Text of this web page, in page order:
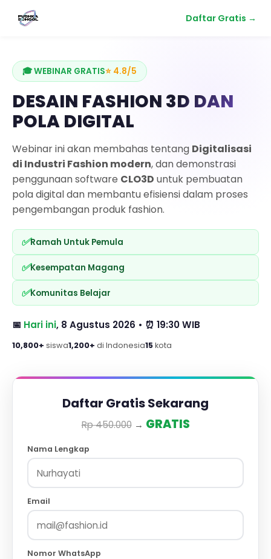
Daftar Gratis →
🎓 WEBINAR GRATIS⭐ 4.8/5
DESAIN FASHION 3D DAN
POLA DIGITAL
Webinar ini akan membahas tentang Digitalisasi
di Industri Fashion modern, dan demonstrasi
penggunaan software CLO3D untuk pembuatan
pola digital dan membantu efisiensi dalam proses
pengembangan produk fashion.
✅Ramah Untuk Pemula
✅Kesempatan Magang
✅Komunitas Belajar
📅 Hari ini, 8 Agustus 2026 • ⏰ 19:30 WIB
10,800+ siswa1,200+ di Indonesia15kota
Daftar Gratis Sekarang
Rp 450.000→ GRATIS
Nama Lengkap
Email
Nomor WhatsApp